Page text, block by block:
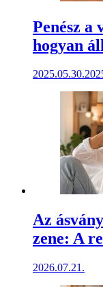
Penész a
hogyan
2025.05.30.
Az
zene: A
2026.07.21.